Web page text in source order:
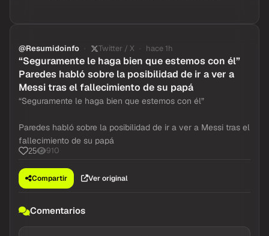
@Resumidoinfo Twitter / X hace 1h
“Seguramente le haga bien que estemos con él”
Paredes habló sobre la posibilidad de ir a ver a
Messi tras el fallecimiento de su papá
“Seguramente le haga bien que estemos con él”
Paredes habló sobre la posibilidad de ir a ver a Messi tras el
fallecimiento de su papá
25 910
Compartir Ver original
Comentarios